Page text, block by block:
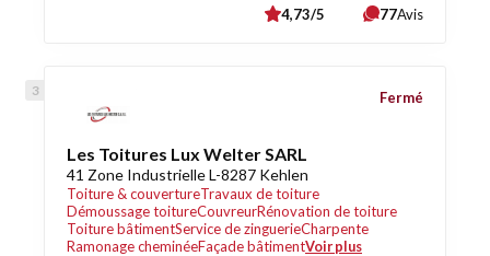
4,73/5 77Avis
Les Toitures Lux Welter SARL
41 Zone Industrielle L-8287 Kehlen
Toiture & couvertureTravaux de toiture
Démoussage toitureCouvreurRénovation de toiture
Toiture bâtimentService de zinguerieCharpente
Ramonage cheminéeFaçade bâtimentVoir plus
Fermé